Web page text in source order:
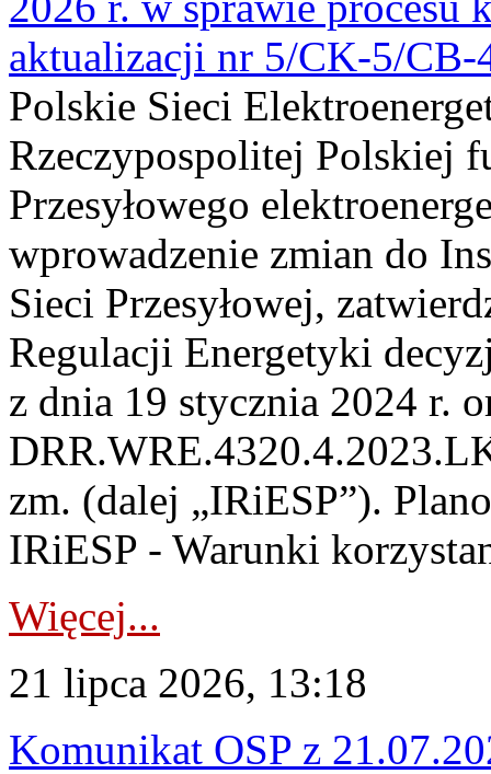
aktualizacji nr 5/CK-5/CB-
Polskie Sieci
Rzeczypospolitej Polskiej
Przesyłowego
wprowadzenie zmian do
Sieci Przesyłowej,
Regulacji Energetyki
z dnia 19 stycznia 2024 r.
zm. (dalej „IRiESP”).
IRiESP - Warunki
Więcej...
21 lipca 2026, 13:18
Komunikat OSP z